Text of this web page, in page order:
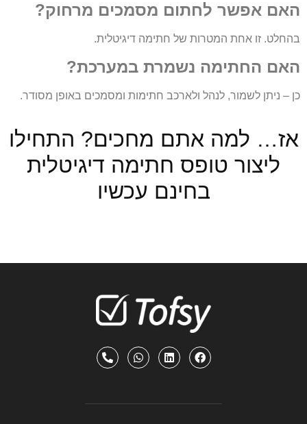
האם אפשר לחתום מסמכים מרחוק?
בהחלט. זו אחת המטרות של חתימה דיגיטלית.
האם החתימה נשמרת במערכת?
כן – ניתן לשמור, לנהל ולארכב חתימות ומסמכים באופן מסודר.
אז… למה אתם מחכים? התחילו
ליצור טופס חתימה דיגיטלית
בחינם עכשיו